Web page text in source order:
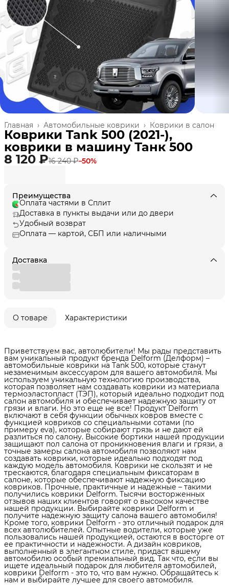
Коврики в салон
Автомобильные коврики ›
Главная ›
Коврики Tank 500 (2021-),
коврики в машину Танк 500
8 120 ₽16 240 ₽−50%
Преимущества
Оплата частями в Сплит
Доставка в пункты выдачи или до двери
Удобный возврат
Оплата — картой, СБП или наличными
Доставка
О товаре Характеристики
Приветствуем вас, автолюбители! Мы рады представить
вам уникальный продукт бренда Delform (Делформ) –
автомобильные коврики на Tank 500, которые станут
незаменимым аксессуаром для вашего автомобиля. Мы
используем уникальную технологию производства,
которая позволяет нам создавать коврики из материала
термоэластопласт (ТЭП), который идеально подходит под
салон автомобиля и обеспечивает надежную защиту от
грязи и влаги. Но это еще не все! Продукт Delform
включают в себя функции обычных ковров вместе с
функцией ковриков со специальными сотами (по
примеру eva), которые собирают грязь и не дают ей
разлиться по салону. Высокие бортики нашей продукции
защищают пол салона от проникновения влаги и грязи, а
точные замеры салона автомобиля позволяют нам
создавать коврики, которые идеально подходят под
каждую модель автомобиля. Коврики не скользят и не
трескаются, благодаря специальным фиксаторам в
салоне, которые обеспечивают надежную фиксацию
ковриков. Прочные, практичные и надежные – такими
получились коврики Delform. Тысячи восторженных
отзывов наших клиентов говорят о высоком качестве
нашей продукции. Выбирайте коврики Delform и
получите надежную защиту салона вашего автомобиля!
Кроме того, коврики Delform - это отличный подарок для
всех автолюбителей. Опытные водители, которые уже
пользовались нашей продукцией, остаются в восторге от
ее практичности и надежности. А дизайн ковриков,
выполненный в элегантном стиле, придаст вашему
автомобилю особый премиальный вид. Так что, если вы
ищете идеальный подарок для любителя автомобилей,
коврики Delform - это то, что вам нужно. Обращайтесь к
нам и выбирайте лучшее для своего автомобиля.